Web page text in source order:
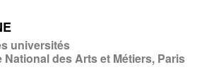
universités
des Arts et Métiers, Paris